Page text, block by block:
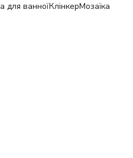
для ванноїКлінкерМозаїка